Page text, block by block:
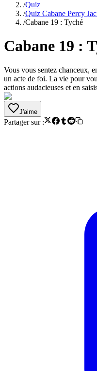
/Quiz
/Quiz Cabane Percy
/Cabane 19 : Tyché
Cabane 19 :
Vous vous sentez chanceux,
un acte de foi. La vie pour
actions audacieuses et en
J'aime
Partager sur :